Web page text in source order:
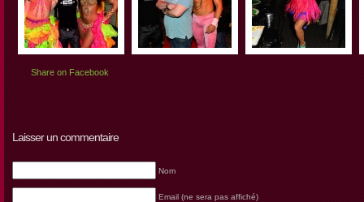
Share on Facebook
Laisser un commentaire
Nom
Email (ne sera pas affiché)